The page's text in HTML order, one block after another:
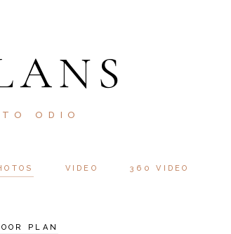
ODIO
VIDEO 360 VIDEO
PLAN